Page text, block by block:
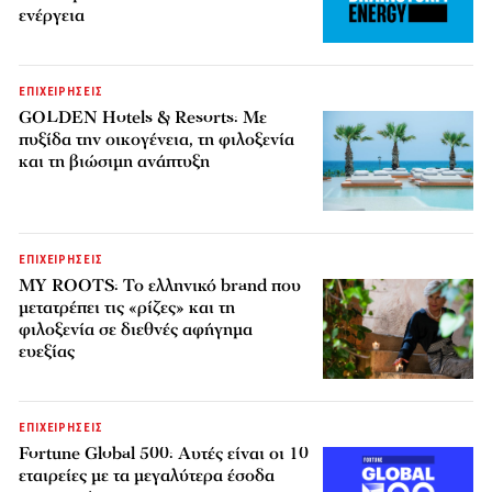
ενέργεια
ΕΠΙΧΕΙΡΗΣΕΙΣ
GOLDEN Hotels & Resorts: Με
πυξίδα την οικογένεια, τη φιλοξενία
και τη βιώσιμη ανάπτυξη
ΕΠΙΧΕΙΡΗΣΕΙΣ
MY ROOTS: Το ελληνικό brand που
μετατρέπει τις «ρίζες» και τη
φιλοξενία σε διεθνές αφήγημα
ευεξίας
ΕΠΙΧΕΙΡΗΣΕΙΣ
Fortune Global 500: Αυτές είναι οι 10
εταιρείες με τα μεγαλύτερα έσοδα